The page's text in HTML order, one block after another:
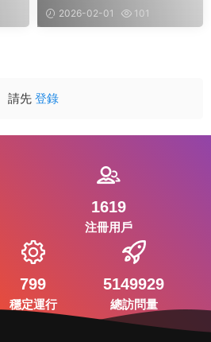
2026-02-01 101
請先 登錄
1619
注冊用戶
799
穩定運行
5149929
總訪問量